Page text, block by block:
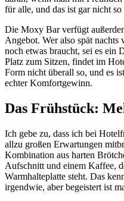
für alle, und das ist gar nicht
Die Moxy Bar verfügt
Angebot. Wer also spät
noch etwas braucht, sei es ein
Platz zum Sitzen, findet im
Form nicht überall so, und es
echter Komfortgewinn.
Das Frühstück:
Ich gebe zu, dass ich bei
allzu großen Erwartungen
Kombination aus harten
Aufschnitt und einem Kaffee,
Warmhalteplatte steht. Das
irgendwie, aber begeistert ist